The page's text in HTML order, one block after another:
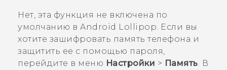
ПОДДЕРЖКА
Нет, эта функция не включена по
умолчанию в Android Lollipop. Если вы
хотите зашифровать память телефона и
защитить ее с помощью пароля,
перейдите в меню Настройки > Память. В